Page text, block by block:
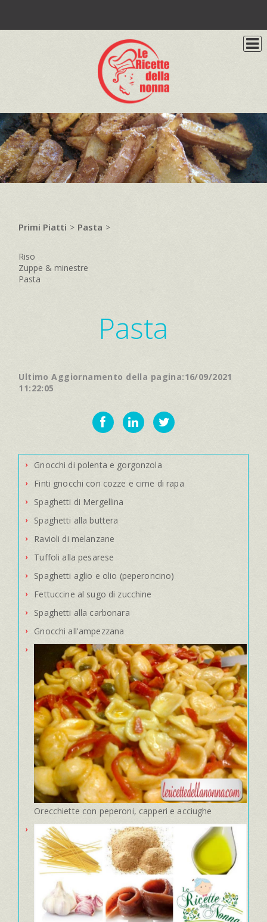
Gnocchi di polenta e gorgonzola
Finti gnocchi con cozze e cime di rapa
Spaghetti di Mergellina
Spaghetti alla buttera
Ravioli di melanzane
Tuffoli alla pesarese
Spaghetti aglio e olio (peperoncino)
Fettuccine al sugo di zucchine
Spaghetti alla carbonara
Gnocchi all'ampezzana
Orecchiette con peperoni, capperi e acciughe
Primi Piatti > Pasta >
Riso
Zuppe & minestre
Pasta
Pasta
Ultimo Aggiornamento della pagina:16/09/2021
11:22:05